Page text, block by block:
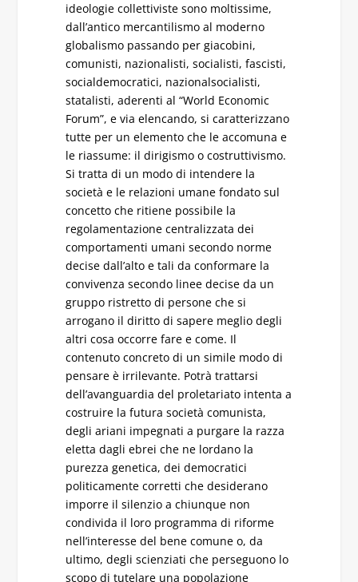
ideologie collettiviste sono moltissime,
dall’antico mercantilismo al moderno
globalismo passando per giacobini,
comunisti, nazionalisti, socialisti, fascisti,
socialdemocratici, nazionalsocialisti,
statalisti, aderenti al “World Economic
Forum”, e via elencando, si caratterizzano
tutte per un elemento che le accomuna e
le riassume: il dirigismo o costruttivismo.
Si tratta di un modo di intendere la
società e le relazioni umane fondato sul
concetto che ritiene possibile la
regolamentazione centralizzata dei
comportamenti umani secondo norme
decise dall’alto e tali da conformare la
convivenza secondo linee decise da un
gruppo ristretto di persone che si
arrogano il diritto di sapere meglio degli
altri cosa occorre fare e come. Il
contenuto concreto di un simile modo di
pensare è irrilevante. Potrà trattarsi
dell’avanguardia del proletariato intenta a
costruire la futura società comunista,
degli ariani impegnati a purgare la razza
eletta dagli ebrei che ne lordano la
purezza genetica, dei democratici
politicamente corretti che desiderano
imporre il silenzio a chiunque non
condivida il loro programma di riforme
nell’interesse del bene comune o, da
ultimo, degli scienziati che perseguono lo
scopo di tutelare una popolazione